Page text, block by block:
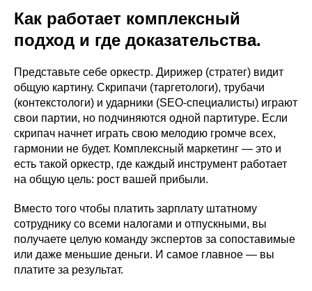
Как работает комплексный
подход и где доказательства.
Представьте себе оркестр. Дирижер (стратег) видит
общую картину. Скрипачи (таргетологи), трубачи
(контекстологи) и ударники (SEO-специалисты) играют
свои партии, но подчиняются одной партитуре. Если
скрипач начнет играть свою мелодию громче всех,
гармонии не будет. Комплексный маркетинг — это и
есть такой оркестр, где каждый инструмент работает
на общую цель: рост вашей прибыли.
Вместо того чтобы платить зарплату штатному
сотруднику со всеми налогами и отпускными, вы
получаете целую команду экспертов за сопоставимые
или даже меньшие деньги. И самое главное — вы
платите за результат.